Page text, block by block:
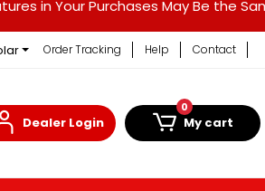
in Your Purchases May Be the
Order Tracking Help Contact
Dealer Login
0
My cart